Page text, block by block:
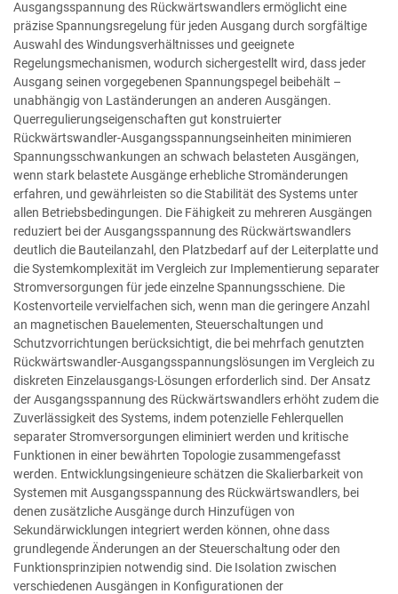
Ausgangsspannung des Rückwärtswandlers ermöglicht eine
präzise Spannungsregelung für jeden Ausgang durch sorgfältige
Auswahl des Windungsverhältnisses und geeignete
Regelungsmechanismen, wodurch sichergestellt wird, dass jeder
Ausgang seinen vorgegebenen Spannungspegel beibehält –
unabhängig von Laständerungen an anderen Ausgängen.
Querregulierungseigenschaften gut konstruierter
Rückwärtswandler-Ausgangsspannungseinheiten minimieren
Spannungsschwankungen an schwach belasteten Ausgängen,
wenn stark belastete Ausgänge erhebliche Stromänderungen
erfahren, und gewährleisten so die Stabilität des Systems unter
allen Betriebsbedingungen. Die Fähigkeit zu mehreren Ausgängen
reduziert bei der Ausgangsspannung des Rückwärtswandlers
deutlich die Bauteilanzahl, den Platzbedarf auf der Leiterplatte und
die Systemkomplexität im Vergleich zur Implementierung separater
Stromversorgungen für jede einzelne Spannungsschiene. Die
Kostenvorteile vervielfachen sich, wenn man die geringere Anzahl
an magnetischen Bauelementen, Steuerschaltungen und
Schutzvorrichtungen berücksichtigt, die bei mehrfach genutzten
Rückwärtswandler-Ausgangsspannungslösungen im Vergleich zu
diskreten Einzelausgangs-Lösungen erforderlich sind. Der Ansatz
der Ausgangsspannung des Rückwärtswandlers erhöht zudem die
Zuverlässigkeit des Systems, indem potenzielle Fehlerquellen
separater Stromversorgungen eliminiert werden und kritische
Funktionen in einer bewährten Topologie zusammengefasst
werden. Entwicklungsingenieure schätzen die Skalierbarkeit von
Systemen mit Ausgangsspannung des Rückwärtswandlers, bei
denen zusätzliche Ausgänge durch Hinzufügen von
Sekundärwicklungen integriert werden können, ohne dass
grundlegende Änderungen an der Steuerschaltung oder den
Funktionsprinzipien notwendig sind. Die Isolation zwischen
verschiedenen Ausgängen in Konfigurationen der